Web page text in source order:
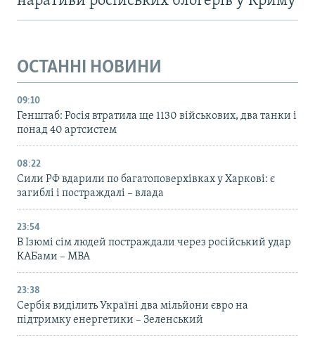
ОСТАННІ НОВИНИ
09:10
Генштаб: Росія втратила ще 1130 військових, два танки і
понад 40 артсистем
08:22
Сили РФ вдарили по багатоповерхівках у Харкові: є
загиблі і постраждалі – влада
23:54
В Ізюмі сім людей постраждали через російський удар
КАБами – МВА
23:38
Сербія виділить Україні два мільйони євро на
підтримку енергетики – Зеленський